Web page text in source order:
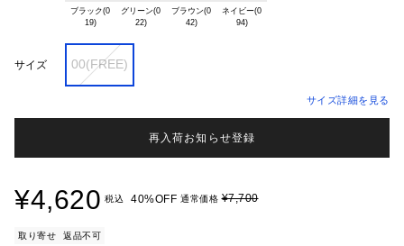
ブラック(0
19)
グリーン(0
22)
ブラウン(0
42)
ネイビー(0
94)
サイズ 00(FREE)
サイズ詳細を見る
再入荷お知らせ登録
¥4,620 税込 40%OFF 通常価格¥7,700
取り寄せ 返品不可